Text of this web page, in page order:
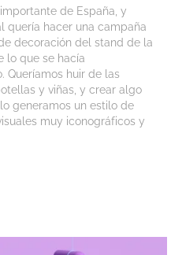
de España, y
quería hacer una campaña
decoración del stand de la
lo que se hacía
Queríamos huir de las
y viñas, y crear algo
generamos un estilo de
muy iconográficos y